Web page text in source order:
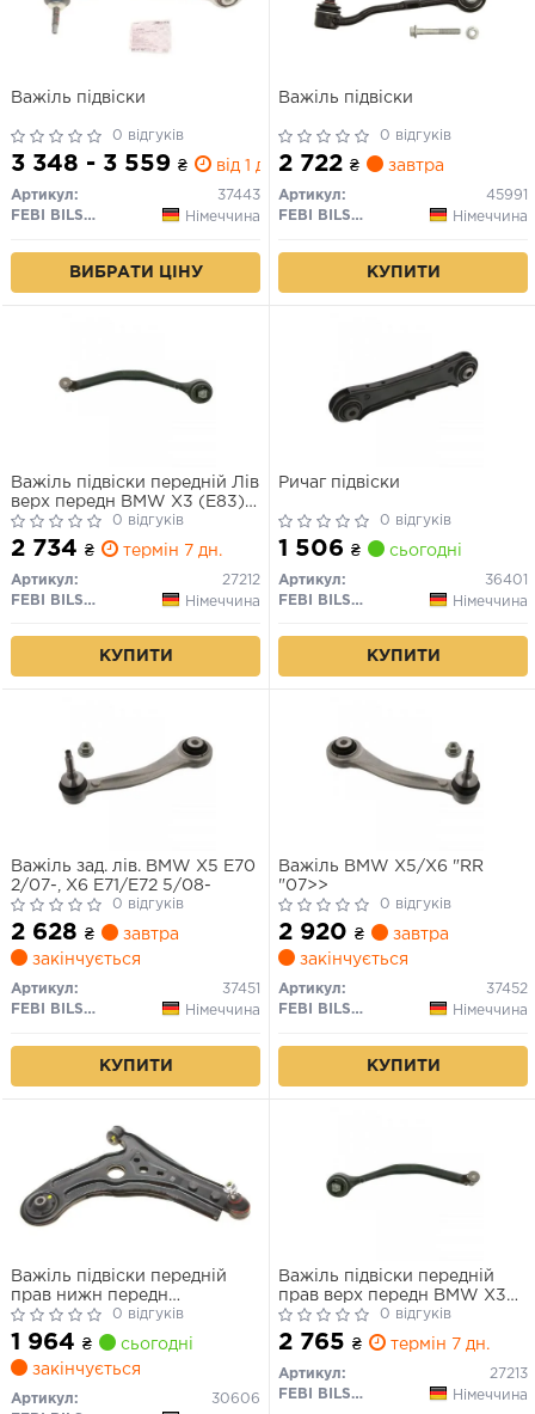
Важіль підвіски
0 відгуків
3 348 - 3 559 ₴ від 1 дн.
Артикул:
37443
FEBI BILSTEIN
Німеччина
ВИБРАТИ ЦІНУ
Важіль підвіски
0 відгуків
2 722 ₴ завтра
Артикул:
45991
FEBI BILSTEIN
Німеччина
КУПИТИ
Важіль підвіски передній Лів
верх передн BMW X3 (E83)
2.0-3.0D 09.03-12.11
0 відгуків
2 734 ₴ термін 7 дн.
Артикул:
27212
FEBI BILSTEIN
Німеччина
КУПИТИ
Ричаг пiдвiски
0 відгуків
1 506 ₴ сьогодні
Артикул:
36401
FEBI BILSTEIN
Німеччина
КУПИТИ
Важіль зад. лів. BMW X5 E70
2/07-, X6 E71/E72 5/08-
0 відгуків
2 628 ₴
завтра
закінчується
Артикул:
37451
FEBI BILSTEIN
Німеччина
КУПИТИ
Важіль BMW X5/X6 "RR
"07>>
0 відгуків
2 920 ₴
завтра
закінчується
Артикул:
37452
FEBI BILSTEIN
Німеччина
КУПИТИ
Важіль підвіски передній
прав нижн передн
CHEVROLET AVEO / KALOS
DAEWOO KALOS 1.2-1.6
09.02-
0 відгуків
1 964 ₴
сьогодні
закінчується
Артикул:
30606
Важіль підвіски передній
прав верх передн BMW X3
(E83) 2.0-3.0D 09.03-12.11
0 відгуків
2 765 ₴ термін 7 дн.
Артикул:
27213
FEBI BILSTEIN
Німеччина